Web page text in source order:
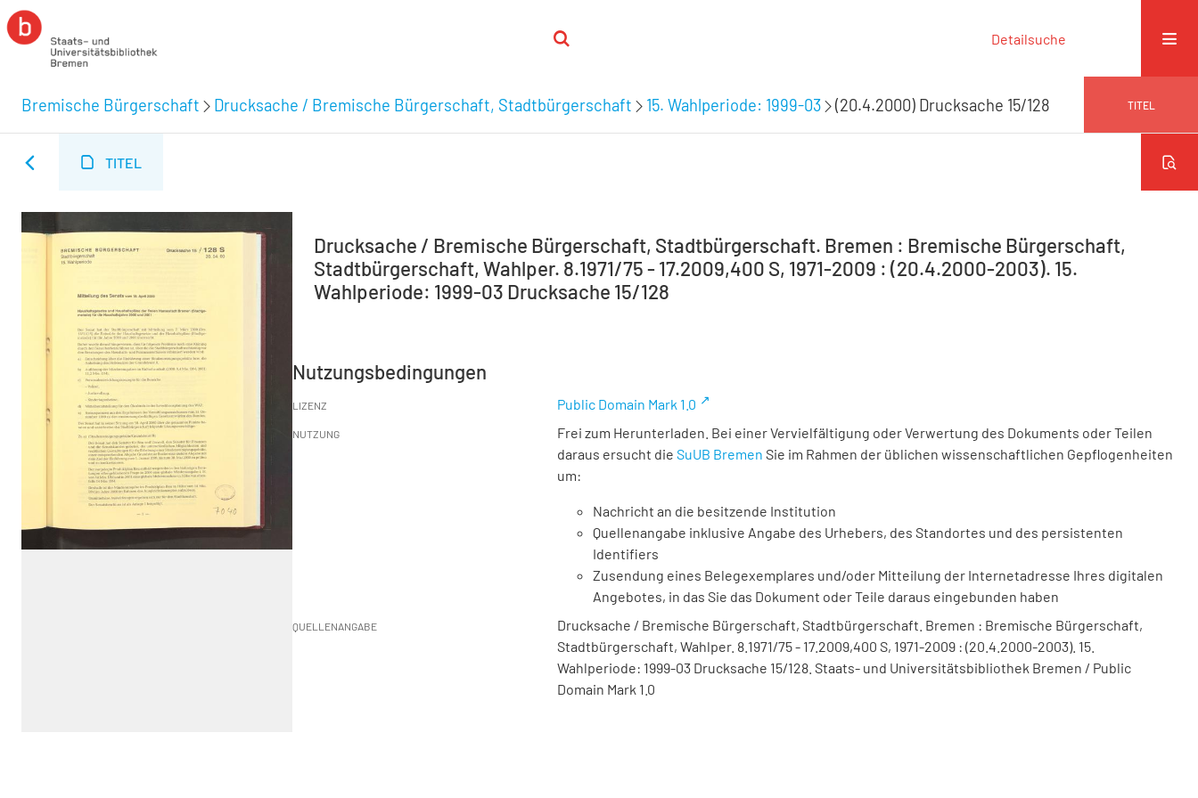
Detailsuche
Bremische Bürgerschaft Drucksache / Bremische Bürgerschaft, Stadtbürgerschaft 15. Wahlperiode: 1999-03 (20.4.2000) Drucksache 15/128 TITEL
TITEL
Drucksache / Bremische Bürgerschaft, Stadtbürgerschaft. Bremen : Bremische Bürgerschaft,
Stadtbürgerschaft, Wahlper. 8.1971/75 - 17.2009,400 S, 1971-2009 : (20.4.2000-2003). 15.
Wahlperiode: 1999-03 Drucksache 15/128
Nutzungsbedingungen
LIZENZ Public Domain Mark 1.0
NUTZUNG
Frei zum Herunterladen. Bei einer Vervielfältigung oder Verwertung des Dokuments oder Teilen
daraus ersucht die SuUB Bremen Sie im Rahmen der üblichen wissenschaftlichen Gepflogenheiten
um:
Nachricht an die besitzende Institution
Quellenangabe inklusive Angabe des Urhebers, des Standortes und des persistenten
Identifiers
Zusendung eines Belegexemplares und/oder Mitteilung der Internetadresse Ihres digitalen
Angebotes, in das Sie das Dokument oder Teile daraus eingebunden haben
QUELLENANGABE
Drucksache / Bremische Bürgerschaft, Stadtbürgerschaft. Bremen : Bremische Bürgerschaft,
Stadtbürgerschaft, Wahlper. 8.1971/75 - 17.2009,400 S, 1971-2009 : (20.4.2000-2003). 15.
Wahlperiode: 1999-03 Drucksache 15/128. Staats- und Universitätsbibliothek Bremen / Public
Domain Mark 1.0